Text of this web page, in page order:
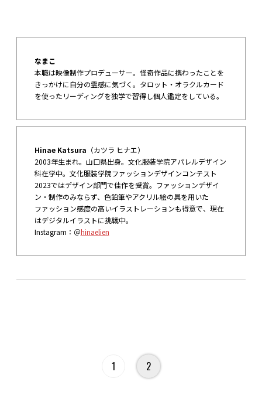
なまこ
本職は映像制作プロデューサー。怪奇作品に携わったことを
きっかけに自分の霊感に気づく。タロット・オラクルカード
を使ったリーディングを独学で習得し個人鑑定をしている。
Hinae Katsura （カツラ ヒナエ）
2003年生まれ。山口県出身。文化服装学院アパレルデザイン
科在学中。文化服装学院ファッションデザインコンテスト
2023ではデザイン部門で佳作を受賞。ファッションデザイ
ン・制作のみならず、色鉛筆やアクリル絵の具を用いた
ファッション感度の高いイラストレーションも得意で、現在
はデジタルイラストに挑戦中。
Instagram：＠hinaelien
1 2